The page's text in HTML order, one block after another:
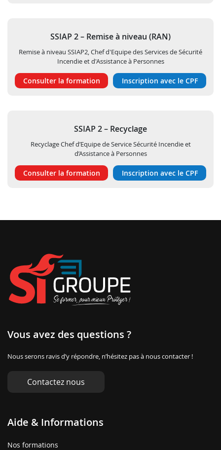
SSIAP 2 – Remise à niveau (RAN)
Remise à niveau SSIAP2, Chef d'Equipe des Services de Sécurité
Incendie et d'Assistance à Personnes
Consulter la formation Inscription avec le CPF
SSIAP 2 – Recyclage
Recyclage Chef d’Equipe de Service Sécurité Incendie et
d’Assistance à Personnes
Consulter la formation Inscription avec le CPF
Vous avez des questions ?
Nous serons ravis d’y répondre, n’hésitez pas à nous contacter !
Contactez nous
Aide & Informations
Nos formations